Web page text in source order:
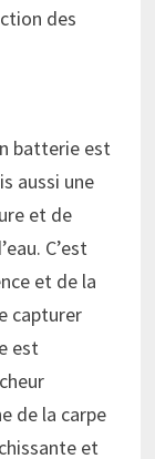
des
batterie est
aussi une
et de
C’est
et de la
capturer
est
de la carpe
et